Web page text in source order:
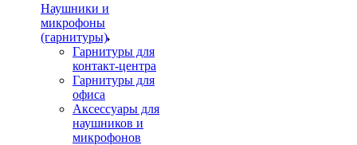
Наушники и
микрофоны
(гарнитуры)
Гарнитуры для
контакт-центра
Гарнитуры для
офиса
Аксессуары для
наушников и
микрофонов